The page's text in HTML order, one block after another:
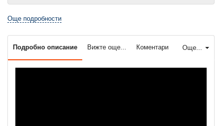
Още подробности
Още...
Подробно описание Вижте още... Коментари